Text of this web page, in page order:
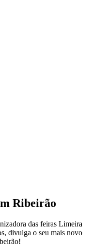
Ribeirão
das feiras Limeira
divulga o seu mais novo